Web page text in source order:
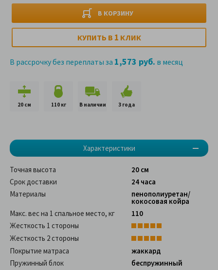
В КОРЗИНУ
КУПИТЬ В 1 КЛИК
В рассрочку без переплаты за 1,573 руб. в месяц
20 см 110 кг В наличии 3 года
Характеристики
Точная высота
20 см
Срок доставки
24 часа
Материалы
пенополиуретан/
кокосовая койра
Макс. вес на 1 спальное место, кг
110
Жесткость 1 стороны
Жесткость 2 стороны
Покрытие матраса
жаккард
Пружинный блок
беспружинный